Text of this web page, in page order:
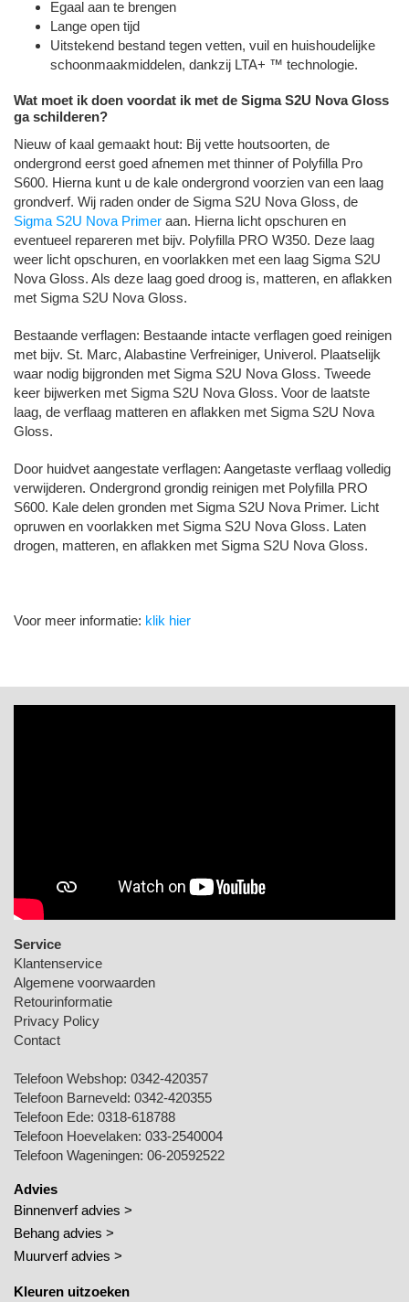
Egaal aan te brengen
Lange open tijd
Uitstekend bestand tegen vetten, vuil en huishoudelijke
schoonmaakmiddelen, dankzij LTA+ ™ technologie.
Wat moet ik doen voordat ik met de Sigma S2U Nova Gloss
ga schilderen?
Nieuw of kaal gemaakt hout: Bij vette houtsoorten, de
ondergrond eerst goed afnemen met thinner of Polyfilla Pro
S600. Hierna kunt u de kale ondergrond voorzien van een laag
grondverf. Wij raden onder de Sigma S2U Nova Gloss, de
Sigma S2U Nova Primer aan. Hierna licht opschuren en
eventueel repareren met bijv. Polyfilla PRO W350. Deze laag
weer licht opschuren, en voorlakken met een laag Sigma S2U
Nova Gloss. Als deze laag goed droog is, matteren, en aflakken
met Sigma S2U Nova Gloss.
Bestaande verflagen: Bestaande intacte verflagen goed reinigen
met bijv. St. Marc, Alabastine Verfreiniger, Univerol. Plaatselijk
waar nodig bijgronden met Sigma S2U Nova Gloss. Tweede
keer bijwerken met Sigma S2U Nova Gloss. Voor de laatste
laag, de verflaag matteren en aflakken met Sigma S2U Nova
Gloss.
Door huidvet aangestate verflagen: Aangetaste verflaag volledig
verwijderen. Ondergrond grondig reinigen met Polyfilla PRO
S600. Kale delen gronden met Sigma S2U Nova Primer. Licht
opruwen en voorlakken met Sigma S2U Nova Gloss. Laten
drogen, matteren, en aflakken met Sigma S2U Nova Gloss.
Voor meer informatie: klik hier
Service
Klantenservice
Algemene voorwaarden
Retourinformatie
Privacy Policy
Contact
Telefoon Webshop: 0342-420357
Telefoon Barneveld: 0342-420355
Telefoon Ede: 0318-618788
Telefoon Hoevelaken: 033-2540004
Telefoon Wageningen: 06-20592522
Advies
Binnenverf advies >
Behang advies >
Muurverf advies >
Kleuren uitzoeken